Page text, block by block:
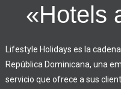
«Hotels
Lifestyle Holidays es la
República Dominicana, una
servicio que ofrece a sus